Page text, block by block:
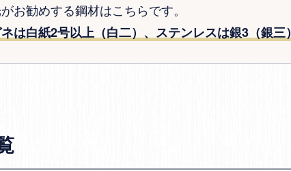
お勧めする鋼材はこちらです。
は白紙2号以上（白二）、ステンレスは銀3（銀三）